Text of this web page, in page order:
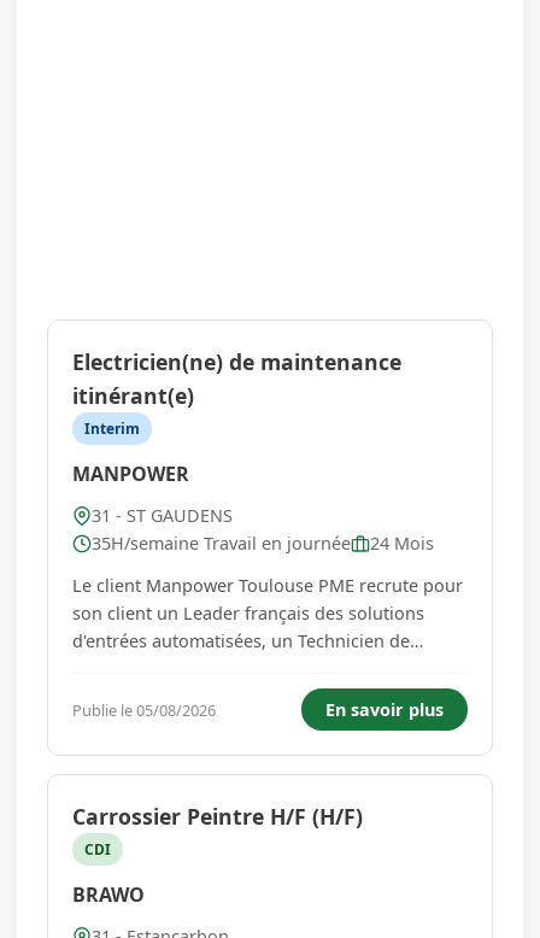
Electricien(ne) de maintenance
itinérant(e)
Interim
MANPOWER
31 - ST GAUDENS
35H/semaine Travail en journée
24 Mois
Le client Manpower Toulouse PME recrute pour
son client un Leader français des solutions
d'entrées automatisées, un Technicien de
maintenance préventive et curative des
équipements : - portes automatique...
Publie le 05/08/2026 En savoir plus
Carrossier Peintre H/F (H/F)
CDI
BRAWO